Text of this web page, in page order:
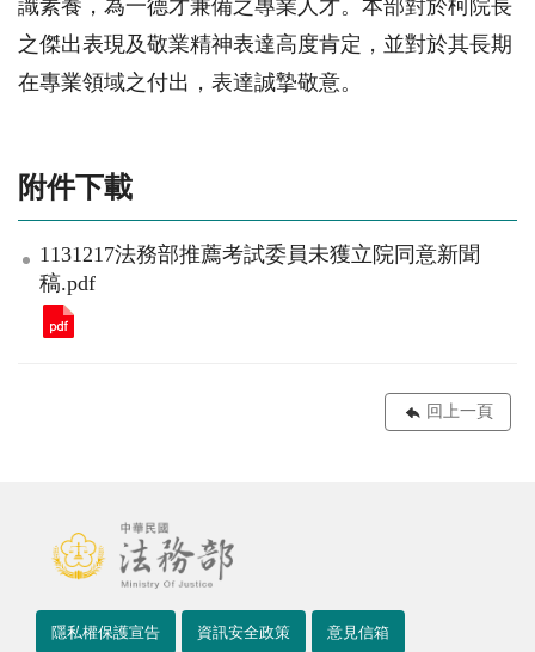
識素養，為一德才兼備之專業人才。本部對於柯院長
之傑出表現及敬業精神表達高度肯定，並對於其長期
在專業領域之付出，表達誠摯敬意。
附件下載
1131217法務部推薦考試委員未獲立院同意新聞
稿.pdf
回上一頁
隱私權保護宣告 資訊安全政策 意見信箱